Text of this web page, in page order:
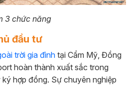
3 chức năng
đầu tư
trời gia đình tại Cẩm Mỹ, Đồng
hoàn thành xuất sắc trong
hợp đồng. Sự chuyên nghiệp